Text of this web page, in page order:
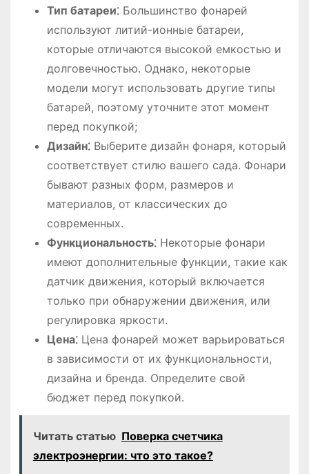
Тип батареи⁚Большинство фонарей
используют литий-ионные батареи,
которые отличаются высокой емкостью и
долговечностью. Однако, некоторые
модели могут использовать другие типы
батарей, поэтому уточните этот момент
перед покупкой;
Дизайн⁚Выберите дизайн фонаря, который
соответствует стилю вашего сада. Фонари
бывают разных форм, размеров и
материалов, от классических до
современных.
Функциональность⁚Некоторые фонари
имеют дополнительные функции, такие как
датчик движения, который включается
только при обнаружении движения, или
регулировка яркости.
Цена⁚Цена фонарей может варьироваться
в зависимости от их функциональности,
дизайна и бренда. Определите свой
бюджет перед покупкой.
Читать статью Поверка счетчика
электроэнергии: что это такое?